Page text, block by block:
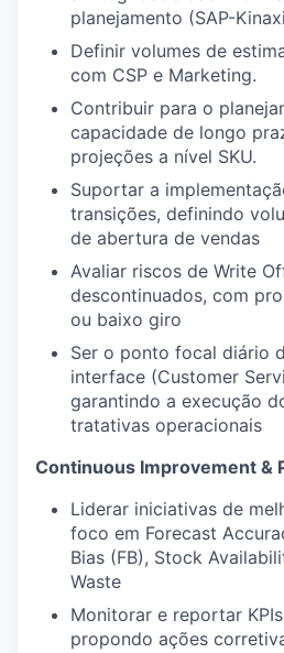
planejamento (SAP-
Definir volumes de
com CSP e Marketing.
Contribuir para o
capacidade de longo
projeções a nível SKU.
Suportar a
transições, definindo
de abertura de vendas
Avaliar riscos de Write
descontinuados, com
ou baixo giro
Ser o ponto focal diário
interface (Customer
garantindo a execução
tratativas operacionais
Continuous Improvement &
Liderar iniciativas de
foco em Forecast
Bias (FB), Stock
Waste
Monitorar e reportar
propondo ações